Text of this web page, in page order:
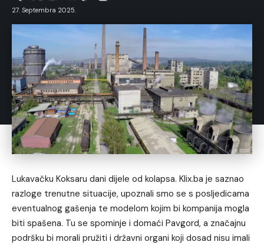
27. Septembra 2025.
Lukavačku Koksaru dani dijele od kolapsa. Klix.ba je saznao
razloge trenutne situacije, upoznali smo se s posljedicama
eventualnog gašenja te modelom kojim bi kompanija mogla
biti spašena. Tu se spominje i domaći Pavgord, a značajnu
podršku bi morali pružiti i državni organi koji dosad nisu imali